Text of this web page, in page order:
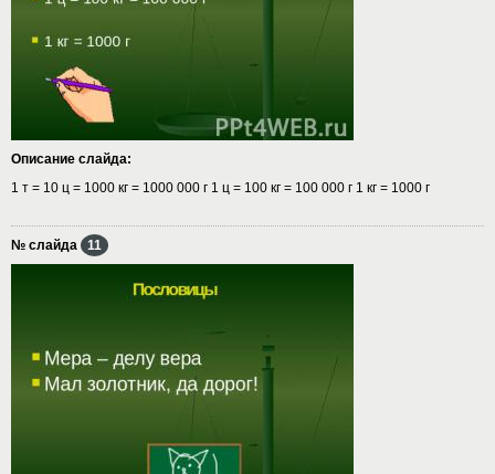
Описание слайда:
1 т = 10 ц = 1000 кг = 1000 000 г 1 ц = 100 кг = 100 000 г 1 кг = 1000 г
№ слайда 11